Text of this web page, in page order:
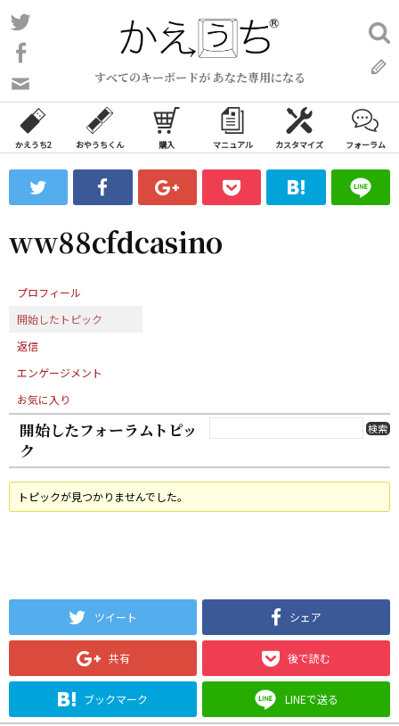
コ
ン
ン
ツ
ス
ッ
すべてのキーボードが あなた専用になる
い
合
わ
フ
ォ
ム
検
索:
かえうち2 おやうちくん 購入 マニュアル カスタマイズ フォーラム
ww88cfdcasino
プロフィール
開始したトピック
返信
エンゲージメント
お気に入り
開始したフォーラムトピッ
ク
トピックが見つかりませんでした。
ツイート シェア
共有 後で読む
ブックマーク LINEで送る